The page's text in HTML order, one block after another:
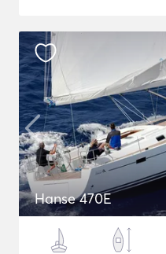
Hanse 470E